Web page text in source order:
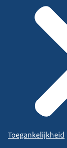
Toegankelijkheid